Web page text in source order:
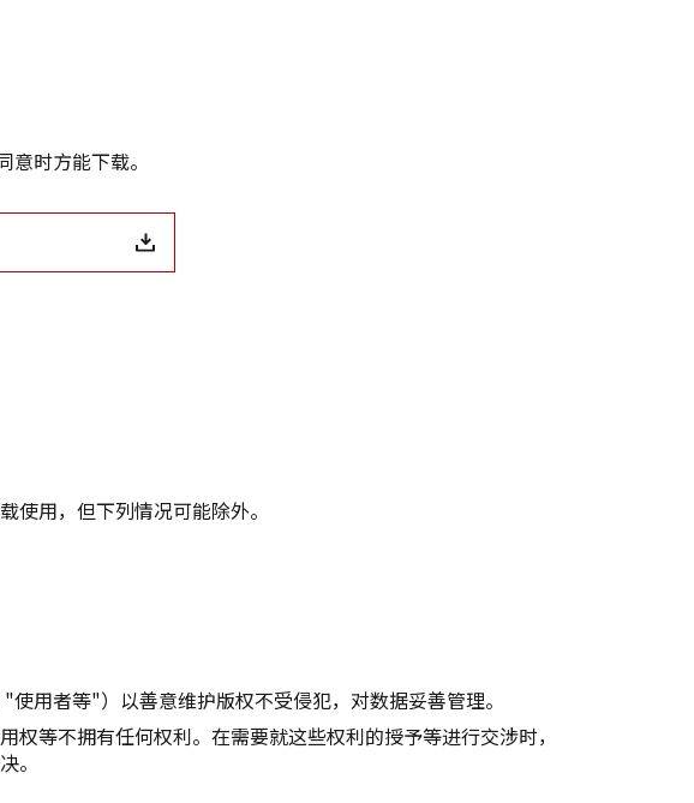
时方能下载。
用，但下列情况可能除外。
用者等"）以善意维护版权不受侵犯，对数据妥善管理。
等不拥有任何权利。在需要就这些权利的授予等进行交涉时，
。